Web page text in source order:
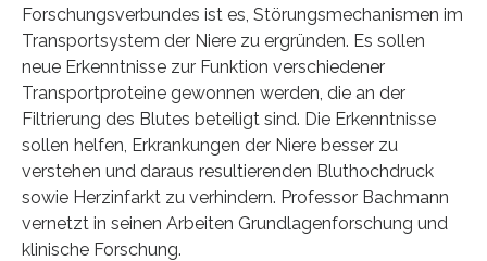
Forschungsverbundes ist es, Störungsmechanismen im
Transportsystem der Niere zu ergründen. Es sollen
neue Erkenntnisse zur Funktion verschiedener
Transportproteine gewonnen werden, die an der
Filtrierung des Blutes beteiligt sind. Die Erkenntnisse
sollen helfen, Erkrankungen der Niere besser zu
verstehen und daraus resultierenden Bluthochdruck
sowie Herzinfarkt zu verhindern. Professor Bachmann
vernetzt in seinen Arbeiten Grundlagenforschung und
klinische Forschung.